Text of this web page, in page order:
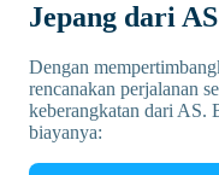
Jepang dari AS
Dengan
rencanakan perjalanan
keberangkatan dari AS.
biayanya: